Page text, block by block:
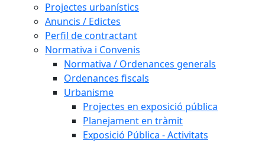
Projectes urbanístics
Anuncis / Edictes
Perfil de contractant
Normativa i Convenis
Normativa / Ordenances generals
Ordenances fiscals
Urbanisme
Projectes en exposició pública
Planejament en tràmit
Exposició Pública - Activitats